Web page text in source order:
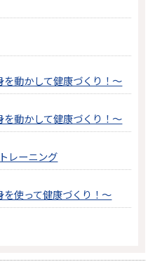
を動かして健康づくり！～
を動かして健康づくり！～
レーニング
を使って健康づくり！～